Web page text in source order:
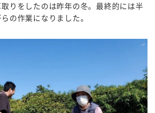
りをしたのは昨年の冬。最終的には半
の作業になりました。